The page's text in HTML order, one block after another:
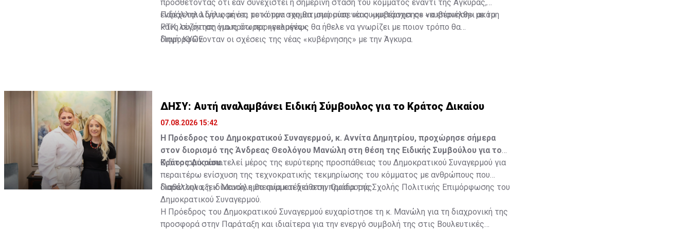
προσθέτοντας ότι εάν συνεχιστεί η σημερινή στάση του κόμματος έναντι της Άγκυρας,
ενδέχεται λίγους μήνες μετά τον σχηματισμό μιας νέας «κυβέρνησης» να επανέλθει ακόμη
και η συζήτηση για πρόωρες «εκλογές».
Παράλληλα δήλωσε ότι το κόμμα του θα μπορούσε να συμμετάσχει σε «κυβέρνηση» με το
ΡΤΚ, λέγοντας όμως ότι προηγουμένως θα ήθελε να γνωρίζει με ποιον τρόπο θα
διαμορφώνονταν οι σχέσεις της νέας «κυβέρνησης» με την Άγκυρα.
Πηγή: ΚΥΠΕ
ΔΗΣΥ: Αυτή αναλαμβάνει Ειδική Σύμβουλος για το Κράτος Δικαίου
07.08.2026 15:42
Η Πρόεδρος του Δημοκρατικού Συναγερμού, κ. Αννίτα Δημητρίου, προχώρησε σήμερα
στον διορισμό της Άνδρεας Θεολόγου Μανώλη στη θέση της Ειδικής Συμβούλου για το
Κράτος Δικαίου.
Ο διορισμός αποτελεί μέρος της ευρύτερης προσπάθειας του Δημοκρατικού Συναγερμού για
περαιτέρω ενίσχυση της τεχνοκρατικής τεκμηρίωσης του κόμματος με ανθρώπους που
διαθέτουν εξειδίκευση, εμπειρία και διάθεση προσφοράς.
Παράλληλα, η κ. Μανώλη θα συμμετέχει στην Ομάδα της Σχολής Πολιτικής Επιμόρφωσης του
Δημοκρατικού Συναγερμού.
Η Πρόεδρος του Δημοκρατικού Συναγερμού ευχαρίστησε τη κ. Μανώλη για τη διαχρονική της
προσφορά στην Παράταξη και ιδιαίτερα για την ενεργό συμβολή της στις Βουλευτικές